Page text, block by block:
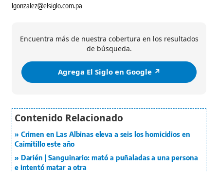
lgonzalez@elsiglo.com.pa
Encuentra más de nuestra cobertura en los resultados
de búsqueda.
Agrega El Siglo en Google ↗️
Crimen en Las Albinas eleva a seis los homicidios en
Caimitillo este año
Darién | Sanguinario: mató a puñaladas a una persona
e intentó matar a otra